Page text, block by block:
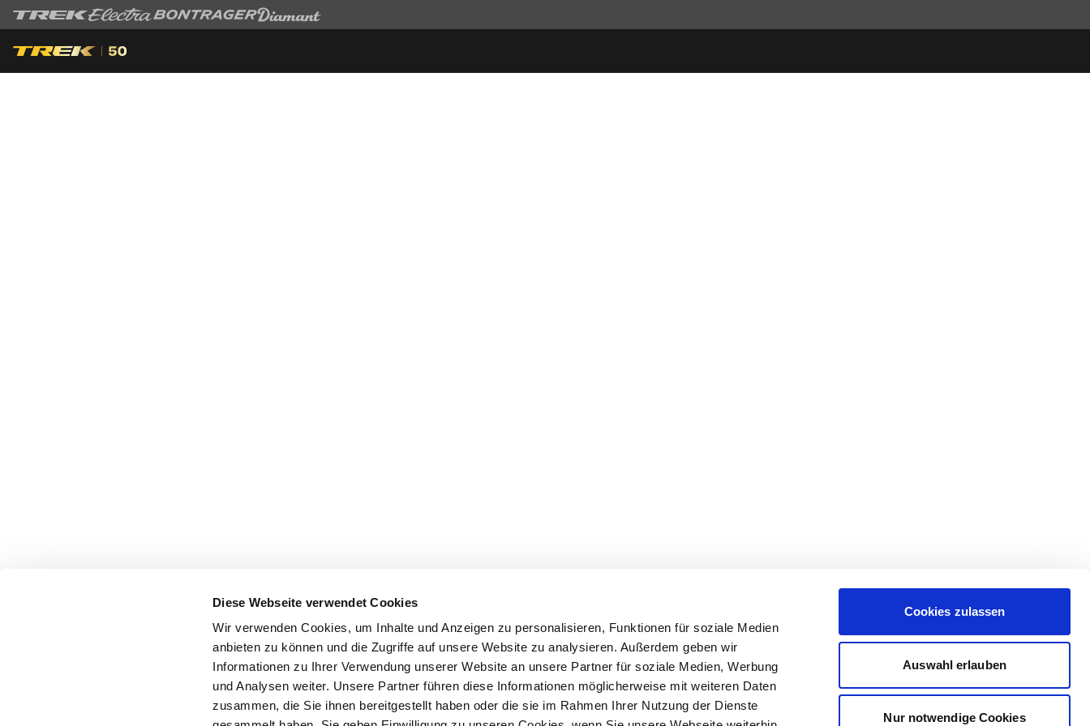
Diese Webseite verwendet Cookies
Wir verwenden Cookies, um Inhalte und Anzeigen zu personalisieren, Funktionen für soziale Medien
anbieten zu können und die Zugriffe auf unsere Website zu analysieren. Außerdem geben wir
Informationen zu Ihrer Verwendung unserer Website an unsere Partner für soziale Medien, Werbung
und Analysen weiter. Unsere Partner führen diese Informationen möglicherweise mit weiteren Daten
zusammen, die Sie ihnen bereitgestellt haben oder die sie im Rahmen Ihrer Nutzung der Dienste
Cookies zulassen
Auswahl erlauben
Nur notwendige Cookies